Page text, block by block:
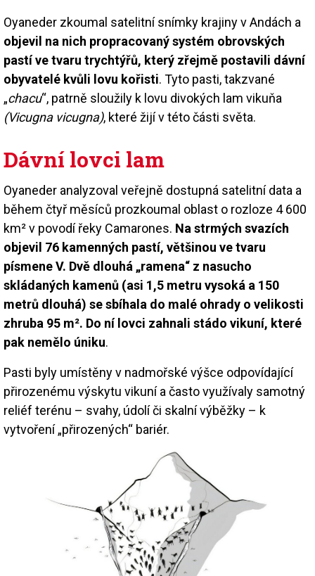
Oyaneder zkoumal satelitní snímky krajiny v Andách a
objevil na nich propracovaný systém obrovských
pastí ve tvaru trychtýřů, který zřejmě postavili dávní
obyvatelé kvůli lovu kořisti. Tyto pasti, takzvané
„chacu“, patrně sloužily k lovu divokých lam vikuňa
(Vicugna vicugna), které žijí v této části světa.
Dávní lovci lam
Oyaneder analyzoval veřejně dostupná satelitní data a
během čtyř měsíců prozkoumal oblast o rozloze 4 600
km² v povodí řeky Camarones. Na strmých svazích
objevil 76 kamenných pastí, většinou ve tvaru
písmene V. Dvě dlouhá „ramena“ z nasucho
skládaných kamenů (asi 1,5 metru vysoká a 150
metrů dlouhá) se sbíhala do malé ohrady o velikosti
zhruba 95 m². Do ní lovci zahnali stádo vikuní, které
pak nemělo úniku.
Pasti byly umístěny v nadmořské výšce odpovídající
přirozenému výskytu vikuní a často využívaly samotný
reliéf terénu – svahy, údolí či skalní výběžky – k
vytvoření „přirozených“ bariér.